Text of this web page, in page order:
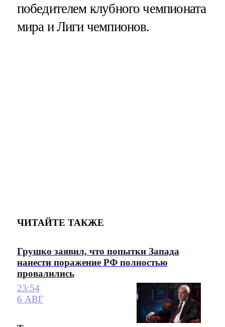
победителем клубного чемпионата
мира и Лиги чемпионов.
ЧИТАЙТЕ ТАКЖЕ
Грушко заявил, что попытки Запада
нанести поражение РФ полностью
провалились
23:54
6 АВГ